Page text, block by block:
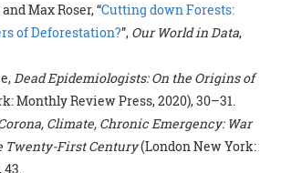
Max Roser, “Cutting down Forests:
of Deforestation?”, Our World in Data,
Dead Epidemiologists: On the Origins of
Monthly Review Press, 2020), 30–31.
Climate, Chronic Emergency: War
Twenty-First Century(London New York:
43.